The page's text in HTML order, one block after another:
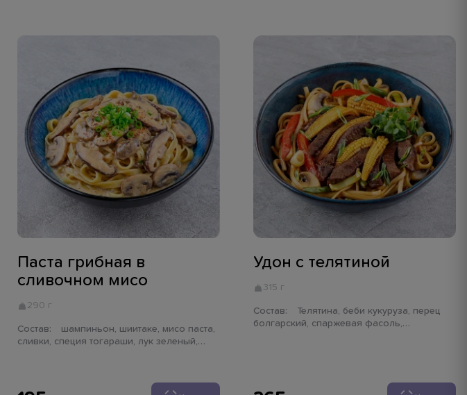
Паста грибная в
сливочном мисо
290 г
Состав:
сливки, специя тогараши, лук зеленый,
Удон с телятиной
315 г
Состав:
болгарский, спаржевая фасоль,